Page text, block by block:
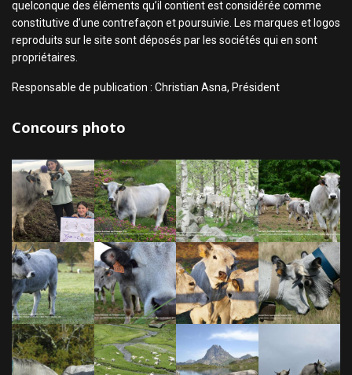
quelconque des éléments qu’il contient est considérée comme
constitutive d’une contrefaçon et poursuivie. Les marques et logos
reproduits sur le site sont déposés par les sociétés qui en sont
propriétaires.
Responsable de publication : Christian Asna, Président
Concours photo